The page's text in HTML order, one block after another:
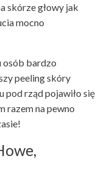
skórze głowy jak
mocno
osób bardzo
peeling skóry
pod rząd pojawiło się
razem na pewno